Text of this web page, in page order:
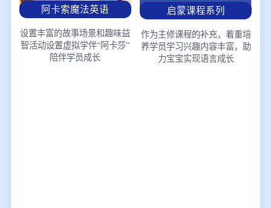
阿卡索魔法英语
设置丰富的故事场景和趣味益
智活动设置虚拟学伴“阿卡莎”
陪伴学员成长
启蒙课程系列
作为主修课程的补充，着重培
养学员学习兴趣内容丰富，助
力宝宝实现语言成长